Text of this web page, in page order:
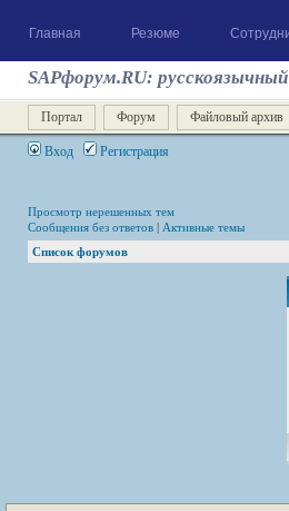
Главная Резюме
SAPфорум.RU:
Портал Форум Файловый архив
Вход Регистрация
Просмотр нерешенных тем
Сообщения без ответов | Активные темы
Список форумов